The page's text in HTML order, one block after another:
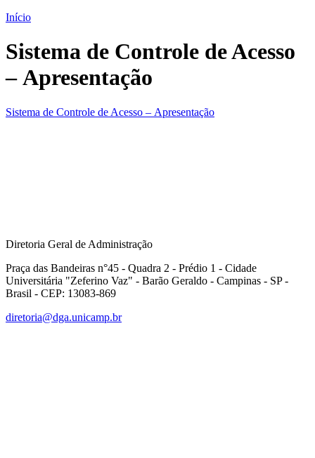
Início
Sistema de Controle de Acesso
– Apresentação
Sistema de Controle de Acesso – Apresentação
Diretoria Geral de Administração
Praça das Bandeiras n°45 - Quadra 2 - Prédio 1 - Cidade
Universitária "Zeferino Vaz" - Barão Geraldo - Campinas - SP -
Brasil - CEP: 13083-869
diretoria@dga.unicamp.br